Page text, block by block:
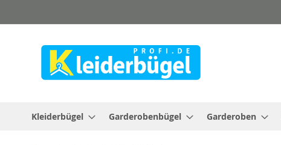
zum
Kleiderbügel Garderobenbügel Garderoben